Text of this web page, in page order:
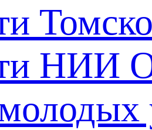
НИИ